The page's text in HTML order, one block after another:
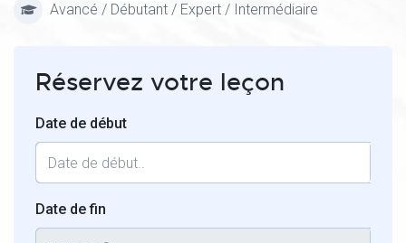
Avancé / Débutant / Expert / Intermédiaire
Réservez votre leçon
Date de début
Date de fin